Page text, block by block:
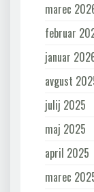
marec
februar
januar
avgust
julij 2025
maj 2025
april 2025
marec